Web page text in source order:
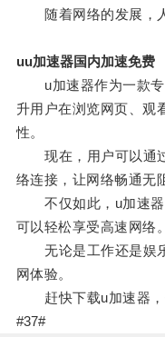
随着网络的发展，人
uu加速器国内加速免费
u加速器作为一款专
升用户在浏览网页、观
性。
现在，用户可以通过
络连接，让网络畅通无
不仅如此，u加速器
可以轻松享受高速网络。
无论是工作还是娱乐
网体验。
赶快下载u加速器，
#37#